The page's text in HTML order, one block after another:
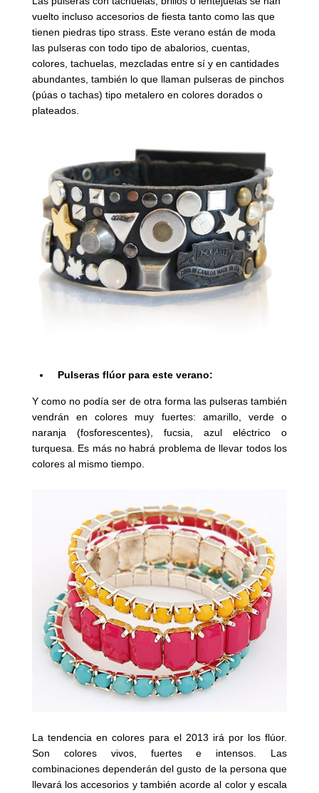
vuelto incluso accesorios de fiesta tanto como las que
tienen piedras tipo strass. Este verano están de moda
las pulseras con todo tipo de abalorios, cuentas,
colores, tachuelas, mezcladas entre sí y en cantidades
abundantes, también lo que llaman pulseras de pinchos
(púas o tachas) tipo metalero en colores dorados o
plateados.
Pulseras flúor para este verano:
Y como no podía ser de otra forma las pulseras también
vendrán en colores muy fuertes: amarillo, verde o
naranja (fosforescentes), fucsia, azul eléctrico o
turquesa. Es más no habrá problema de llevar todos los
colores al mismo tiempo.
La tendencia en colores para el 2013 irá por los flúor.
Son colores vivos, fuertes e intensos. Las
combinaciones dependerán del gusto de la persona que
llevará los accesorios y también acorde al color y escala